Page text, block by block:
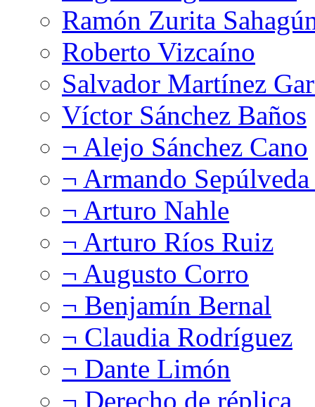
Ramón Zurita
Roberto Vizcaíno
Salvador Martínez
Víctor Sánchez Baños
¬ Alejo Sánchez Cano
¬ Armando
¬ Arturo Nahle
¬ Arturo Ríos Ruiz
¬ Augusto Corro
¬ Benjamín Bernal
¬ Claudia Rodríguez
¬ Dante Limón
¬ Derecho de réplica